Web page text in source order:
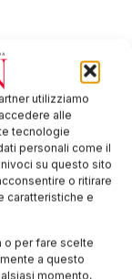
utilizziamo
alle
tecnologie
personali come il
su questo sito
o ritirare
caratteristiche e
o per fare scelte
a questo
momento,
in